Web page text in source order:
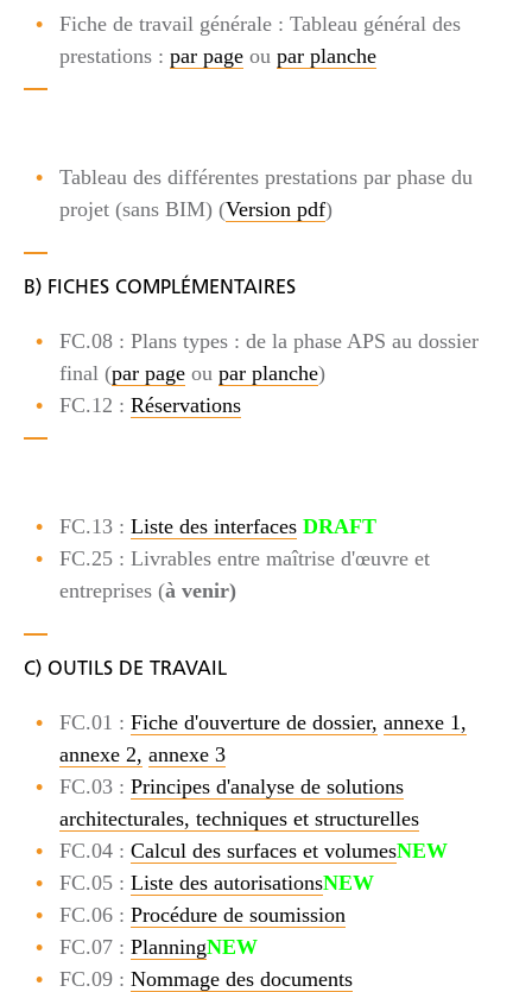
Fiche de travail générale : Tableau général des
prestations : par page ou par planche
Tableau des différentes prestations par phase du
projet (sans BIM) (Version pdf)
B) FICHES COMPLÉMENTAIRES
FC.08 : Plans types : de la phase APS au dossier
final (par page ou par planche)
FC.12 : Réservations
FC.13 : Liste des interfaces DRAFT
FC.25 : Livrables entre maîtrise d'œuvre et
entreprises (à venir)
C) OUTILS DE TRAVAIL
FC.01 : Fiche d'ouverture de dossier, annexe 1,
annexe 2, annexe 3
FC.03 : Principes d'analyse de solutions
architecturales, techniques et structurelles
FC.04 : Calcul des surfaces et volumesNEW
FC.05 : Liste des autorisationsNEW
FC.06 : Procédure de soumission
FC.07 : PlanningNEW
FC.09 : Nommage des documents